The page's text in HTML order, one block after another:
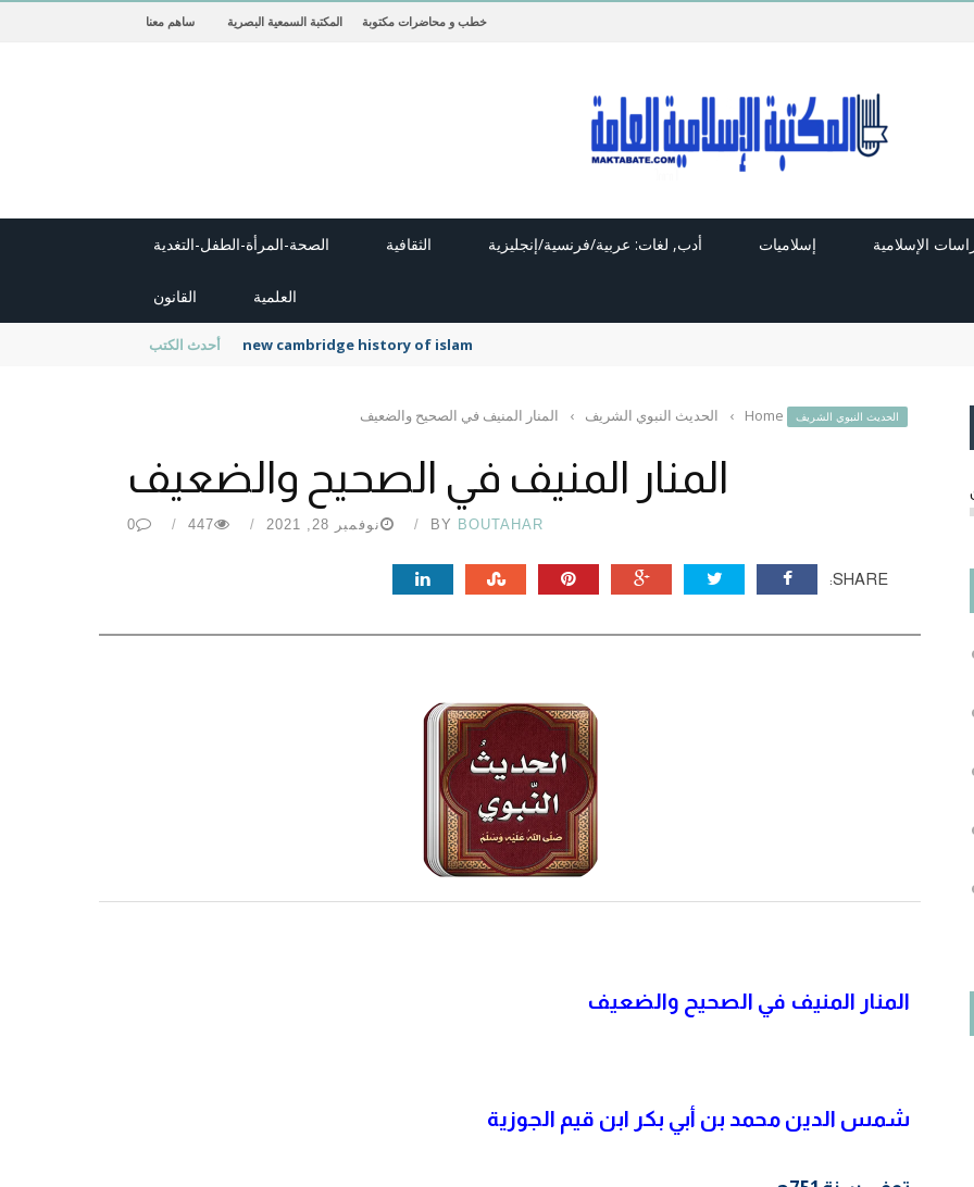
خطب و محاضرات مكتوبة المكتبة السمعية البصرية ساهم معنا
الإسلامية إسلاميات أدب, لغات: عربية/فرنسية/إنجليزية الثقافية الصحة-المرأة-الطفل-التغدية
العلمية القانون
أحدث الكتب new cambridge history of islam
الحديث النبوي الشريف Home
› الحديث النبوي الشريف › المنار المنيف في الصحيح والضعيف
المنار المنيف في الصحيح والضعيف
BY BOUTAHAR نوفمبر 28, 2021 447
0
SHARE:
المنار المنيف في الصحيح والضعيف
شمس الدين محمد بن أبي بكر ابن قيم الجوزية
لدي بحث أرغب بتحكيمه ماهو السبيل الى ذلك؟ وبكم التحكيم
وماهي خطواته كتب الله أجركم